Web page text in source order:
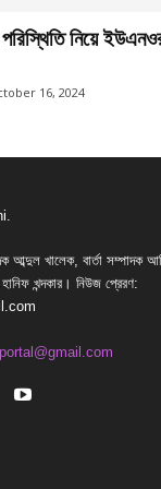
নিয়ে
16, 2024
আব্দুল খালেক, বার্তা সম্পাদক
খন্দকার। নিউজ প্রেরণ: